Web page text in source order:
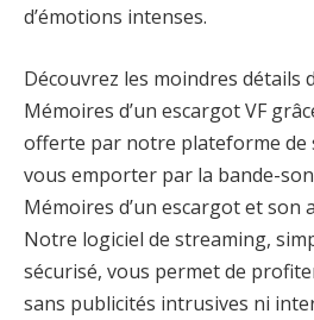
d’émotions intenses.
Découvrez les moindres détails
Mémoires d’un escargot VF
offerte par notre plateforme de
vous emporter par la bande-
Mémoires d’un escargot et son
Notre logiciel de streaming,
sécurisé, vous permet de
sans publicités intrusives ni